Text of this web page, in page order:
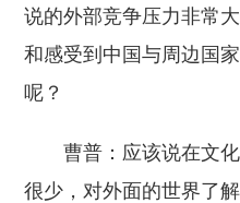
说的外部竞争压力非常
和感受到中国与周边国
呢？
曹普：应该说在文化
很少，对外面的世界了